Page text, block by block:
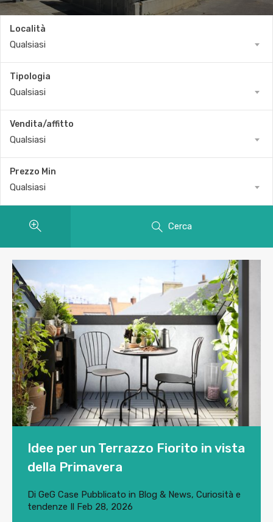
Località
Qualsiasi
Tipologia
Qualsiasi
Vendita/affitto
Qualsiasi
Prezzo Min
Qualsiasi
Cerca
Idee per un Terrazzo Fiorito in vista
della Primavera
Di GeG Case Pubblicato in Blog & News, Curiosità e
tendenze Il Feb 28, 2026